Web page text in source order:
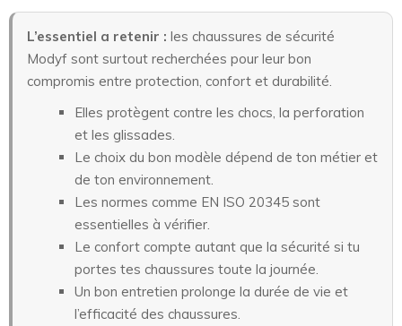
L’essentiel a retenir : les chaussures de sécurité
Modyf sont surtout recherchées pour leur bon
compromis entre protection, confort et durabilité.
Elles protègent contre les chocs, la perforation
et les glissades.
Le choix du bon modèle dépend de ton métier et
de ton environnement.
Les normes comme EN ISO 20345 sont
essentielles à vérifier.
Le confort compte autant que la sécurité si tu
portes tes chaussures toute la journée.
Un bon entretien prolonge la durée de vie et
l’efficacité des chaussures.